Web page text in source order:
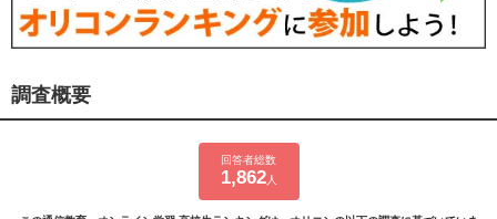
調査概要
回答者総数
1,862人